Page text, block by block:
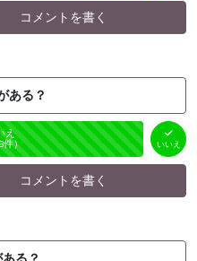
コメントを書く
ある？
え
件） いいえ
コメントを書く